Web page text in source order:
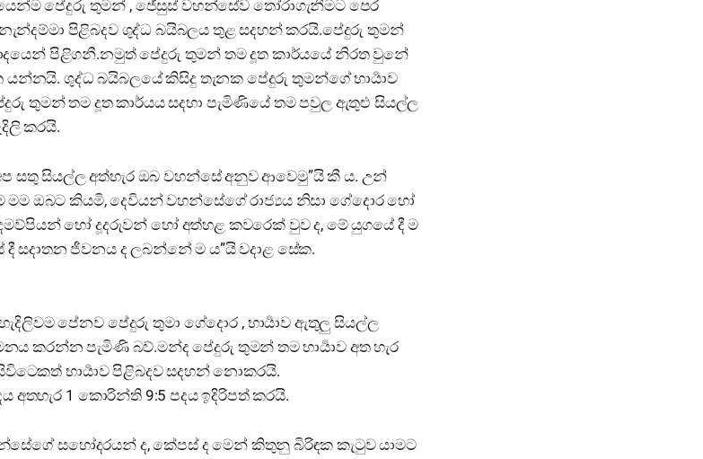
පේදුරු තුමන් , ජේසුස් වහන්සේව තෝරාගැනීමට පෙර
පිළිබදව ශුද්ධ බයිබලය තුළ සදහන් කරයි.පේදුරු තුමන්
පිළිගනී.නමුත් පේදුරු තුමන් තම දූත කාර්යයේ නිරත වුනේ
යන්නයි. ශුද්ධ බයිබලයේ කිසිදු තැනක පේදුරු තුමන්ගේ භාර්‍යාව
තුමන් තම දූත කාර්යය සදහා පැමිණියේ තම පවුල ඇතුළු සියල්ල
කරයි.
සතු සියල්ල අත්හැර ඔබ වහන්සේ අනුව ආවෙමු”යි කී ය. උන්
ඔබට කියමි, දෙවියන් වහන්සේගේ රාජ්‍යය නිසා ගේදොර හෝ
හෝ දූදරුවන් හෝ අත්හළ කවරෙක් වුව ද, මේ යුගයේ දී ම
සදාතන ජීවනය ද ලබන්නේ ම ය”යි වදාළ සේක.
පේනව පේදුරු තුමා ගේදොර , භාර්‍යාව ඇතුලු සියල්ල
කරන්න පැමිණි බව්.මන්ද පේදුරු තුමන් තම භාර්‍යාව අත හැර
භාර්‍යාව පිළිබදව සදහන් නොකරයි.
අතහැර 1 කොරින්ති 9:5 පදය ඉදිරිපත් කරයි.
සහෝදරයන් ද, කේපස් ද මෙන් කිතුනු බිරිඳක කැටුව යාමට